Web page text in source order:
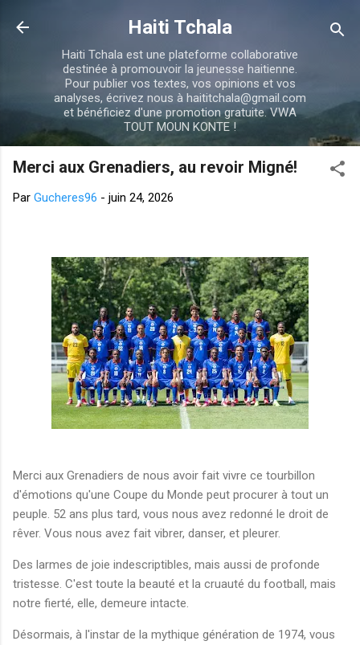
Passer au contenu principal
Haiti Tchala
Haiti Tchala est une plateforme collaborative
destinée à promouvoir la jeunesse haitienne.
Pour publier vos textes, vos opinions et vos
analyses, écrivez nous à haititchala@gmail.com
et bénéficiez d'une promotion gratuite. VWA
TOUT MOUN KONTE !
Merci aux Grenadiers, au revoir Migné!
Par Gucheres96 - juin 24, 2026
Merci aux Grenadiers de nous avoir fait vivre ce tourbillon
d'émotions qu'une Coupe du Monde peut procurer à tout un
peuple. 52 ans plus tard, vous nous avez redonné le droit de
rêver. Vous nous avez fait vibrer, danser, et pleurer.
Des larmes de joie indescriptibles, mais aussi de profonde
tristesse. C'est toute la beauté et la cruauté du football, mais
notre fierté, elle, demeure intacte.
Désormais, à l'instar de la mythique génération de 1974, vous